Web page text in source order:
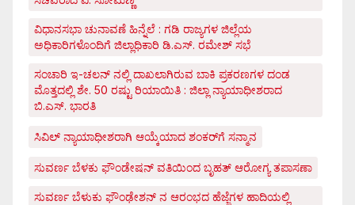
ವಿಧಾನಸಭಾ ಚುನಾವಣೆ ಹಿನ್ನೆಲೆ : ಗಡಿ ರಾಜ್ಯಗಳ ಜಿಲ್ಲೆಯ
ಅಧಿಕಾರಿಗಳೊಂದಿಗೆ ಜಿಲ್ಲಾಧಿಕಾರಿ ಡಿ.ಎಸ್. ರಮೇಶ್ ಸಭೆ
ಸಂಚಾರಿ ಇ-ಚಲನ್ ನಲ್ಲಿ ದಾಖಲಾಗಿರುವ ಬಾಕಿ ಪ್ರಕರಣಗಳ ದಂಡ
ಮೊತ್ತದಲ್ಲಿ ಶೇ. 50 ರಷ್ಟು ರಿಯಾಯಿತಿ : ಜಿಲ್ಲಾ ನ್ಯಾಯಾಧೀಶರಾದ
ಬಿ.ಎಸ್. ಭಾರತಿ
ಸಿವಿಲ್ ನ್ಯಾಯಾಧೀಶರಾಗಿ ಆಯ್ಕೆಯಾದ ಶಂಕರ್‌ಗೆ ಸನ್ಮಾನ
ಸುವರ್ಣ ಬೆಳಕು ಫೌಂಡೇಷನ್ ವತಿಯಿಂದ ಬೃಹತ್ ಆರೋಗ್ಯ ತಪಾಸಣಾ
ಸುವರ್ಣ ಬೆಳುಕು ಫೌಂಢೇಶನ್ ನ ಆರಂಭದ ಹೆಜ್ಜೆಗಳ ಹಾದಿಯಲ್ಲಿ